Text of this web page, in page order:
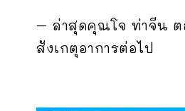
– ล่าสุดคุณโจ ท่าจีน ต
สังเกตุอาการต่อไป